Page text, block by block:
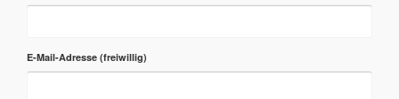
E-Mail-Adresse